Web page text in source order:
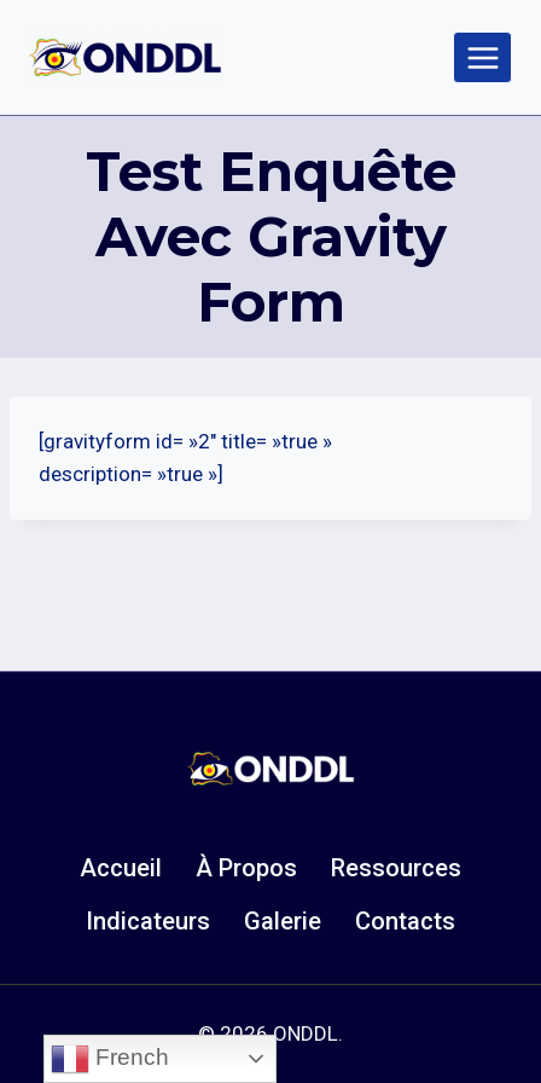
contenu
Test Enquête
Avec Gravity
Form
[gravityform id= »2″ title= »true »
description= »true »]
Accueil À Propos
Ressources
Indicateurs
Galerie Contacts
© 2026 ONDDL.
French